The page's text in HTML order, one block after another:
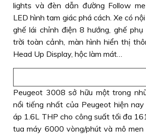
lights và đèn dẫn đường Follow
LED hình tam giác phá cách. Xe có
ghế lái chỉnh điện 8 hướng, ghế
trời toàn cảnh, màn hình hiển thị
Head Up Display, hộc làm mát…
Peugeot 3008 sở hữu một trong
nổi tiếng nhất của Peugeot hiện
áp 1.6L THP cho công suất tối đa
tua máy 6000 vòng/phút và mô